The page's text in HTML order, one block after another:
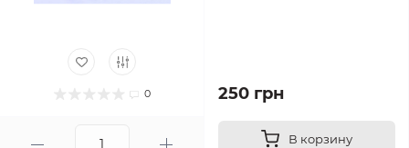
0 250 грн
В корзину